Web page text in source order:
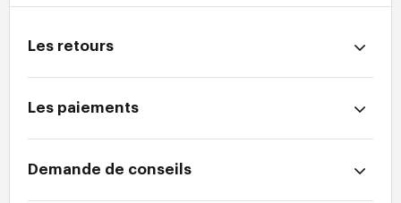
Les retours
Les paiements
Demande de conseils